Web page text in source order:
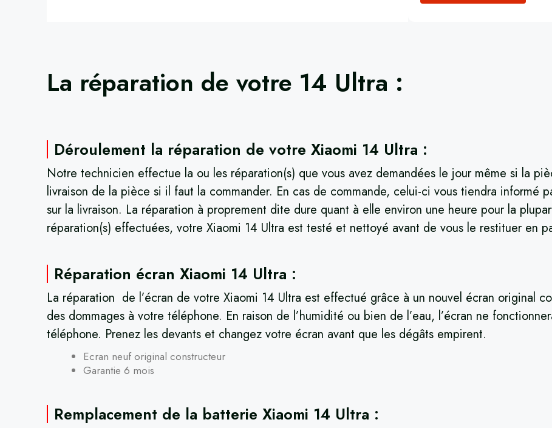
La réparation de votre 14 Ultra ​ :
Déroulement la réparation de votre Xiaomi 14 Ultra :
Notre technicien effectue la ou les réparation(s) que vous avez demandées le jour même si la
livraison de la pièce si il faut la commander. En cas de commande, celui-ci vous tiendra informé
sur la livraison. La réparation à proprement dite dure quant à elle environ une heure pour la
réparation(s) effectuées, votre Xiaomi 14 Ultra est testé et nettoyé avant de vous le restituer en
Réparation écran Xiaomi 14 Ultra :
La réparation de l’écran de votre Xiaomi 14 Ultra est effectué grâce à un nouvel écran original
des dommages à votre téléphone. En raison de l’humidité ou bien de l’eau, l’écran ne
téléphone. Prenez les devants et changez votre écran avant que les dégâts empirent.
Ecran neuf original constructeur
Garantie 6 mois
Remplacement de la batterie Xiaomi 14 Ultra :